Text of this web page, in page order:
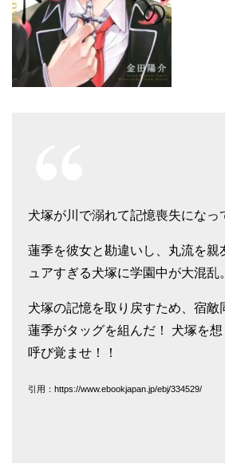
犬塚が川で溺れて記憶喪失になっ
蓮季を彼女と勘違いし、丸流を親
ュアすぎる犬塚に学園中が大混乱。
犬塚の記憶を取り戻すため、宿敵
蓮季がタッグを組んだ！ 犬塚を
呼び覚ませ！！
引用：https://www.ebookjapan.jp/ebj/334529/